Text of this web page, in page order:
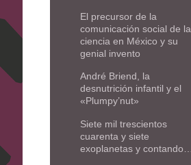
El precursor de la
comunicación social de la
ciencia en México y su
genial invento
André Briend, la
desnutrición infantil y el
«Plumpy’nut»
Siete mil trescientos
cuarenta y siete
exoplanetas y contando…